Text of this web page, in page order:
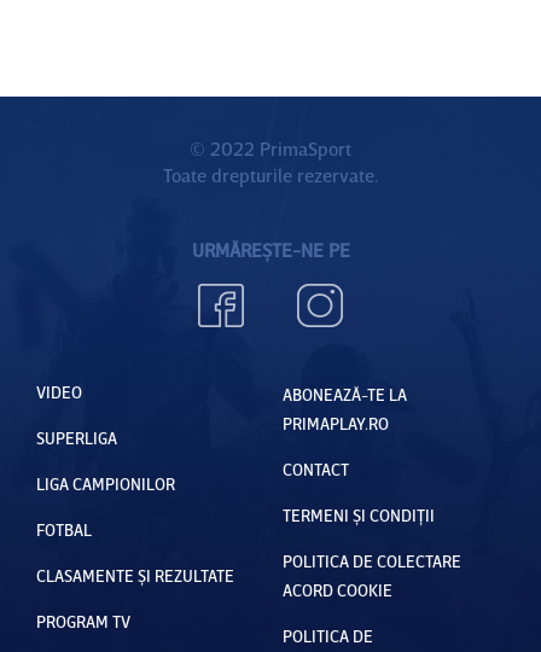
© 2022 PrimaSport
Toate drepturile rezervate.
URMĂREȘTE-NE PE
VIDEO
SUPERLIGA
LIGA CAMPIONILOR
FOTBAL
CLASAMENTE ȘI REZULTATE
PROGRAM TV
ABONEAZĂ-TE LA
PRIMAPLAY.RO
CONTACT
TERMENI ȘI CONDIȚII
POLITICA DE COLECTARE
ACORD COOKIE
POLITICA DE